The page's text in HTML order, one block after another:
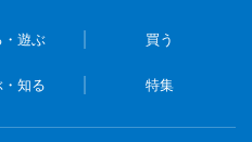
・遊ぶ 買う
知る 特集